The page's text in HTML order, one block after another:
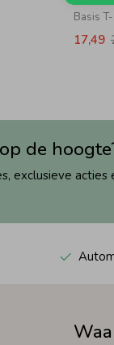
Basis
17,49
de
exclusieve